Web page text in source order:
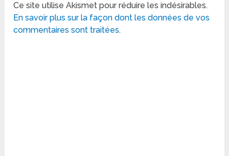
Ce site utilise Akismet pour réduire les indésirables.
En savoir plus sur la façon dont les données de vos
commentaires sont traitées.